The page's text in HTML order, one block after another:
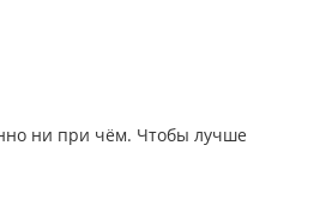
ни при чём. Чтобы лучше